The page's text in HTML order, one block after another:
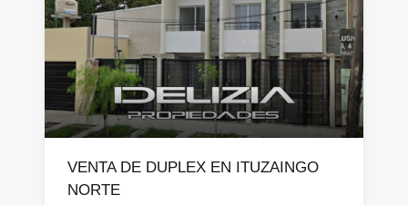
VENTA DE DUPLEX EN ITUZAINGO
NORTE